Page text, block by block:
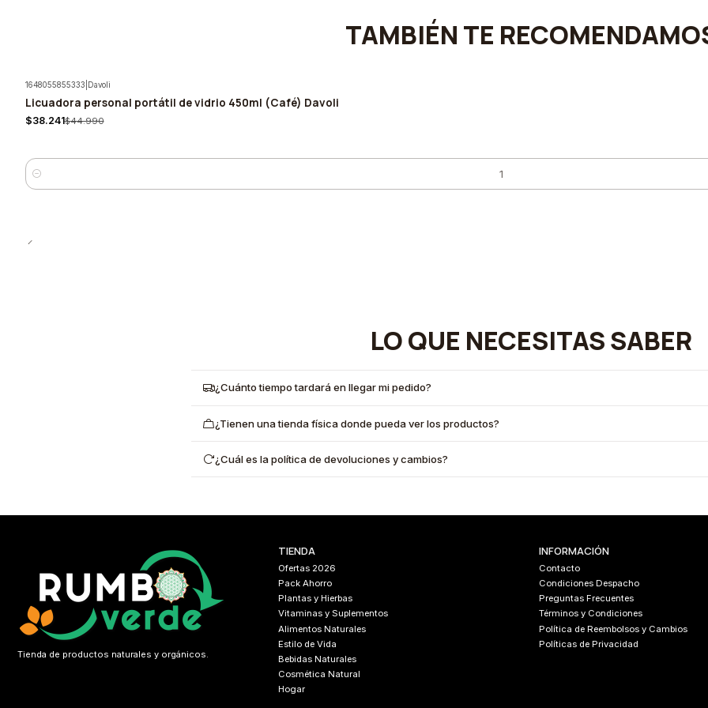
TAMBIÉN TE
-15%
1648055855333 Davoli
Licuadora personal portátil de vidrio 450ml (Café) Davoli
$38.241$44.990
Cantidad
LO QUE NECESITAS SABER
¿Cuánto tiempo tardará en llegar mi pedido?
¿Tienen una tienda física donde pueda ver los productos?
¿Cuál es la política de devoluciones y cambios?
Tienda de productos naturales y orgánicos.
TIENDA
Ofertas 2026
Pack Ahorro
Plantas y Hierbas
Vitaminas y Suplementos
Alimentos Naturales
Estilo de Vida
Bebidas Naturales
Cosmética Natural
Hogar
INFORMACIÓN
Contacto
Condiciones Despacho
Preguntas Frecuentes
Términos y Condiciones
Política de Reembolsos y Cambios
Políticas de Privacidad